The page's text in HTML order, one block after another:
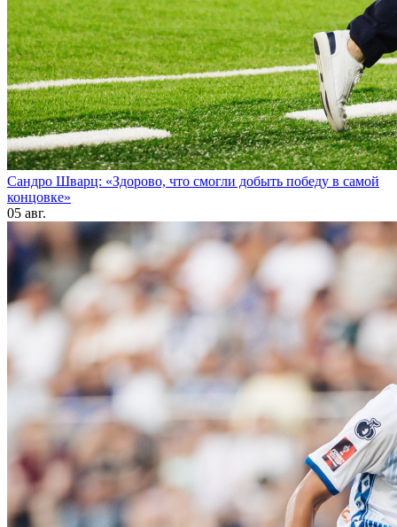
Сандро Шварц: «Здорово, что смогли добыть победу в самой
концовке»
05 авг.